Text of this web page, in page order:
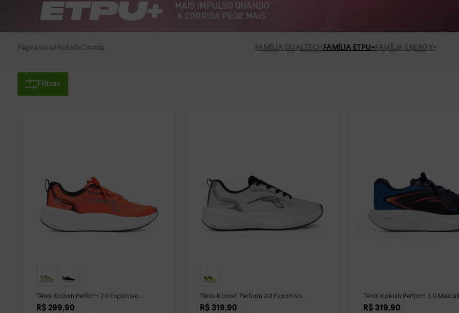
Página inicial>Kolosh>Corrida FAMÍLIA DUALTECHFAMÍLIA ETPU+FAMÍLIA ENERGY+
Filtrar
Tênis Kolosh Perform 2.0 Esportivo
Feminino Vermelho
R$ 299,90
Tênis Kolosh Perform 2.0 Esportivo
Masculino Branco
R$ 319,90
Tênis Kolosh Perform 3.0
R$ 319,90